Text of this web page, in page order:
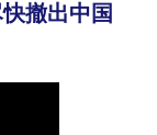
撤出中国